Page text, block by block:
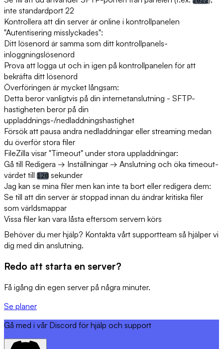
inte standardport 22
Kontrollera att din server är online i kontrollpanelen
"Autentisering misslyckades":
Ditt lösenord är samma som ditt kontrollpanels-
inloggningslösenord
Prova att logga ut och in igen på kontrollpanelen för att
bekräfta ditt lösenord
Överföringen är mycket långsam:
Detta beror vanligtvis på din internetanslutning - SFTP-
hastigheten beror på din
uppladdnings-/nedladdningshastighet
Försök att pausa andra nedladdningar eller streaming medan
du överför stora filer
FileZilla visar "Timeout" under stora uppladdningar:
Gå till Redigera → Inställningar → Anslutning och öka timeout-
värdet till 120 sekunder
Jag kan se mina filer men kan inte ta bort eller redigera dem:
Se till att din server är stoppad innan du ändrar kritiska filer
som världsmappar
Vissa filer kan vara låsta eftersom servern körs
Behöver du mer hjälp? Kontakta vårt supportteam så hjälper vi
dig med din anslutning.
Redo att starta en server?
Få igång din egen server på några minuter.
Se planer
Gå med i vår Discord för hjälp och support